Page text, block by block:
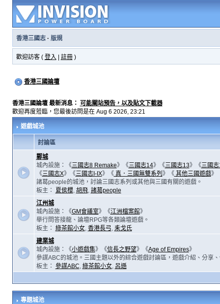
香港三國志· 版規
歡迎訪客 ( 登入 註冊)
香港三國論壇
香港三國論壇 最新消息： 可能關站預告，以及貼文下載器
歡迎再度蒞臨，您最後訪問是在 Aug 6 2026, 23:21
遊戲城池
討論區
鄴城
城內設施：《三國志8 Remake》《三國志14》《三國志13》《三國
《三國志X》《三國志I-IX》《真．三國無雙系列 》《其他三國遊戲》
諸葛people的城池，討論三國志系列或其他與三國有關的遊戲。
板主：
夏侯櫻, 胡飛, 諸葛people
江州城
城內設施：《GM會議室》《江洲檔案館》
舉行問答接龍、論壇RPG等各類論壇遊戲。
板主： 綠茶館小女, 香港長弓, 耒戈氏
建業城
城內設施：《小遊戲集》《信長之野望》《Age of Empires》
參謀ABC的城池。三國主題以外的綜合遊戲討論區，遊戲介紹、分享
板主： 參謀ABC, 綠茶館小女, 呂遜
專題城池